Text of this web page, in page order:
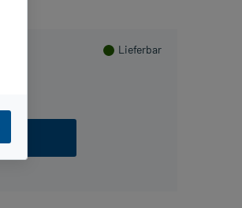
Lieferbar